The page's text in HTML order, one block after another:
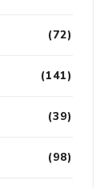
(72)
(141)
(39)
(98)